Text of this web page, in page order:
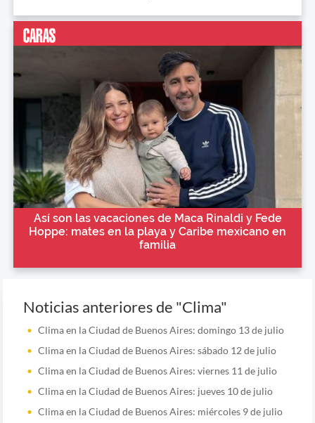
Así son las vacaciones de Maca Rinaldi y Fede
Hoppe: mates en la playa y Caribe mexicano en
familia
Noticias anteriores de "Clima"
Clima en la Ciudad de Buenos Aires: domingo 13 de julio
Clima en la Ciudad de Buenos Aires: sábado 12 de julio
Clima en la Ciudad de Buenos Aires: viernes 11 de julio
Clima en la Ciudad de Buenos Aires: jueves 10 de julio
Clima en la Ciudad de Buenos Aires: miércoles 9 de julio